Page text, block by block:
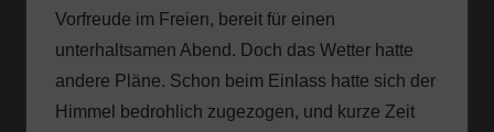
Vorfreude im Freien, bereit für einen
unterhaltsamen Abend. Doch das Wetter hatte
andere Pläne. Schon beim Einlass hatte sich der
Himmel bedrohlich zugezogen, und kurze Zeit